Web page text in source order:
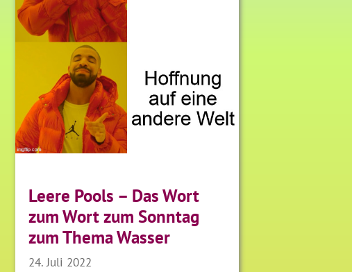
Leere Pools – Das Wort
zum Wort zum Sonntag
zum Thema Wasser
24. Juli 2022